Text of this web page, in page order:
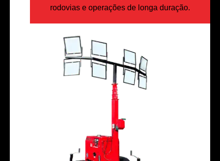
rodovias e operações de longa duração.